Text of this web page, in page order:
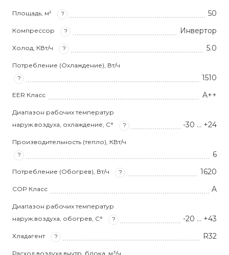
Площадь, м² ? 50
Компрессор ? Инвертор
Холод, КВт/ч ? 5.0
Потребление (Охлаждение), Вт/ч
?
1510
EER Класс A++
Диапазон рабочих температур
наруж.воздуха, охлаждение, С°
? -30 … +24
Производительность (тепло), КВт/ч
?
6
Потребление (Обогрев), Вт/ч ? 1620
COP Класс A
Диапазон рабочих температур
наруж.воздуха, обогрев, С°
? -20 … +43
Хладагент ? R32
Расход воздуха внутр. блока, м³/ч